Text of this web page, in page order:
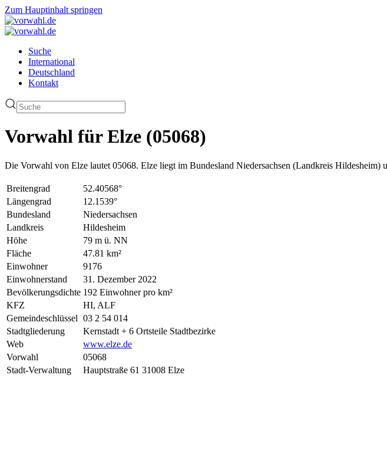
Zum Hauptinhalt springen
Suche
International
Deutschland
Kontakt
Vorwahl für Elze (05068)
Die Vorwahl von Elze lautet 05068. Elze liegt im Bundesland Niedersachsen (Landkreis Hildesheim)
Breitengrad
52.40568°
Längengrad
12.1539°
Bundesland
Niedersachsen
Landkreis
Hildesheim
Höhe
79 m ü. NN
Fläche
47.81 km²
Einwohner
9176
Einwohnerstand
31. Dezember 2022
Bevölkerungsdichte 192 Einwohner pro km²
KFZ
HI, ALF
Gemeindeschlüssel 03 2 54 014
Stadtgliederung
Kernstadt + 6 Ortsteile Stadtbezirke
Web
www.elze.de
Vorwahl
05068
Stadt-Verwaltung
Hauptstraße 61 31008 Elze